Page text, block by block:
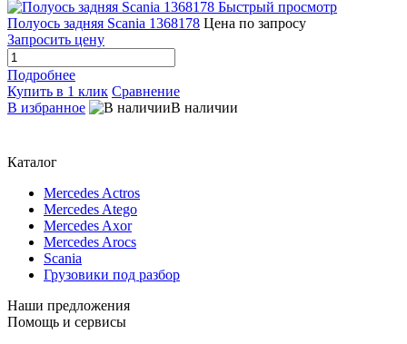
Быстрый просмотр
Полуось задняя Scania 1368178 Цена по запросу
Запросить цену
Подробнее
Купить в 1 клик Сравнение
В избранное
В наличии
Каталог
Mercedes Actros
Mercedes Atego
Mercedes Axor
Mercedes Arocs
Scania
Грузовики под разбор
Наши предложения
Помощь и сервисы